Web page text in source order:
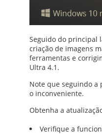
Seguido do principal
criação de imagens
ferramentas e
Ultra 4.1.
Note que seguindo a
o inconveniente.
Obtenha a
Verifique a